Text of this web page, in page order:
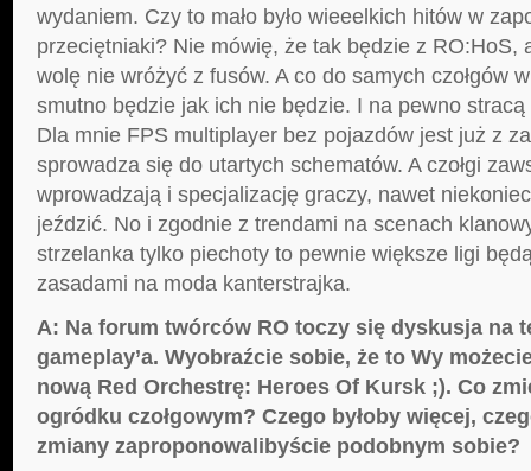
wydaniem. Czy to mało było wieeelkich hitów w
przeciętniaki? Nie mówię, że tak będzie z RO:HoS,
wolę nie wróżyć z fusów. A co do samych czołgów
smutno będzie jak ich nie będzie. I na pewno
Dla mnie FPS multiplayer bez pojazdów jest już z
sprowadza się do utartych schematów. A czołgi
wprowadzają i specjalizację graczy, nawet
jeździć. No i zgodnie z trendami na scenach
strzelanka tylko piechoty to pewnie większe ligi będą
zasadami na moda kanterstrajka.
A: Na forum twórców RO toczy się dyskusja na
gameplay’a. Wyobraźcie sobie, że to Wy
nową Red Orchestrę: Heroes Of Kursk ;). Co
ogródku czołgowym? Czego byłoby więcej,
zmiany zaproponowalibyście podobnym sobie?